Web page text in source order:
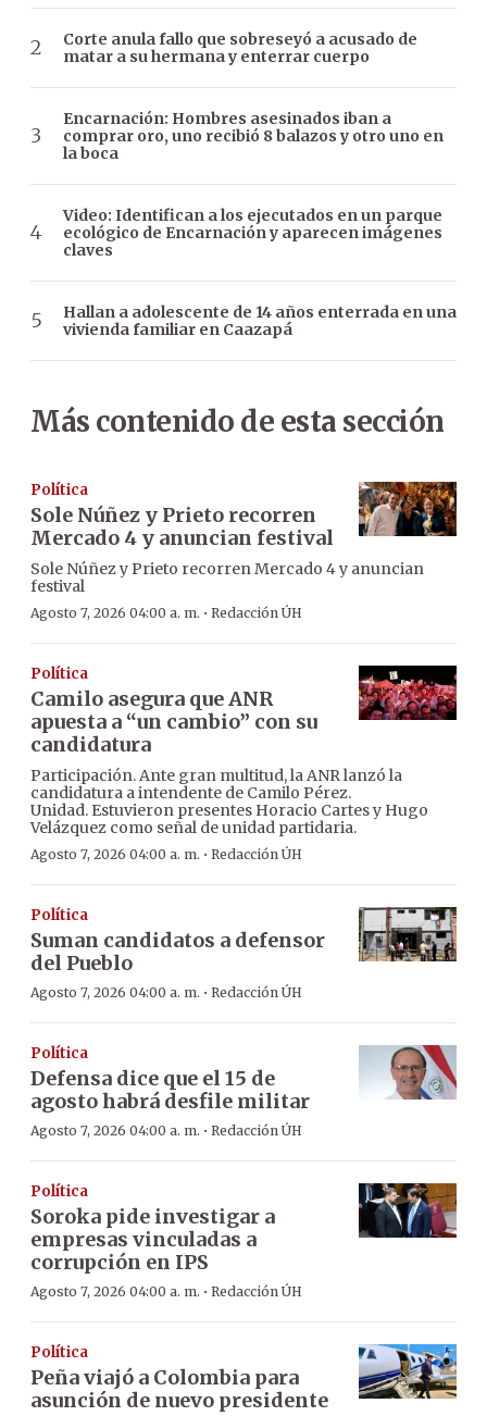
Corte anula fallo que sobreseyó a acusado de
matar a su hermana y enterrar cuerpo
Encarnación: Hombres asesinados iban a
comprar oro, uno recibió 8 balazos y otro uno en
la boca
Video: Identifican a los ejecutados en un parque
ecológico de Encarnación y aparecen imágenes
claves
Hallan a adolescente de 14 años enterrada en una
vivienda familiar en Caazapá
Más contenido de esta sección
Política
Sole Núñez y Prieto recorren
Mercado 4 y anuncian festival
Sole Núñez y Prieto recorren Mercado 4 y anuncian
festival
Agosto 7, 2026 04:00 a. m. · Redacción ÚH
Política
Camilo asegura que ANR
apuesta a “un cambio” con su
candidatura
Participación. Ante gran multitud, la ANR lanzó la
candidatura a intendente de Camilo Pérez.
Unidad. Estuvieron presentes Horacio Cartes y Hugo
Velázquez como señal de unidad partidaria.
Agosto 7, 2026 04:00 a. m. · Redacción ÚH
Política
Suman candidatos a defensor
del Pueblo
Agosto 7, 2026 04:00 a. m. · Redacción ÚH
Política
Defensa dice que el 15 de
agosto habrá desfile militar
Agosto 7, 2026 04:00 a. m. · Redacción ÚH
Política
Soroka pide investigar a
empresas vinculadas a
corrupción en IPS
Agosto 7, 2026 04:00 a. m. · Redacción ÚH
Política
Peña viajó a Colombia para
asunción de nuevo presidente